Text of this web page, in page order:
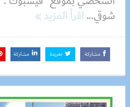
شوقي...اقرأ المزيد
مشاركة تغريدة مشاركة